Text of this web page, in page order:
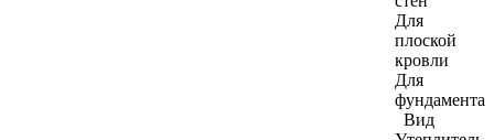
Для
плоской
кровли
Для
фундамента
Вид